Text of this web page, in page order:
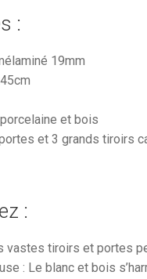
:
19mm
et bois
et 3 grands tiroirs
:
vastes tiroirs et portes
: Le blanc et bois